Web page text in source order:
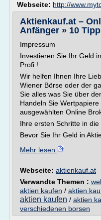
Webseite: http://
Aktienkauf.at –
Anfänger » 10
Impressum
Investieren Sie Ihr Geld
Profi !
Wir helfen Ihnen Ihre
Wiener Börse oder der
Sie alles was Sie über
Handeln Sie
ausgewählten Online
Ihre ersten Schritte in
Bevor Sie Ihr Geld in
Mehr lesen
Webseite: aktienkauf.at
Verwandte Themen :
aktien kaufen / aktien
aktien kaufen / aktien
verschiedenen borsen